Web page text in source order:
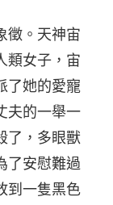
徵。天神宙
類女子，宙
了她的愛寵
夫的一舉一
了，多眼獸
了安慰難過
到一隻黑色